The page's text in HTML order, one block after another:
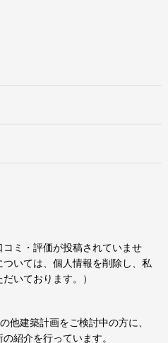
ミ・評価が投稿されていませ
いては、個人情報を削除し、私
いております。）
他建築計画をご検討中の方に、
紹介を行っています。